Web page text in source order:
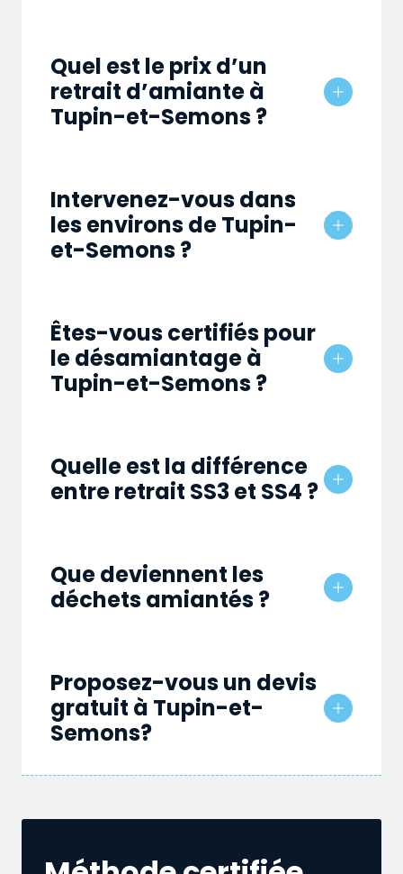
Quel est le prix d’un
retrait d’amiante à
Tupin-et-Semons ?
Intervenez-vous dans
les environs de Tupin-
et-Semons ?
Êtes-vous certifiés pour
le désamiantage à
Tupin-et-Semons ?
Quelle est la différence
entre retrait SS3 et SS4 ?
Que deviennent les
déchets amiantés ?
Proposez-vous un devis
gratuit à Tupin-et-
Semons?